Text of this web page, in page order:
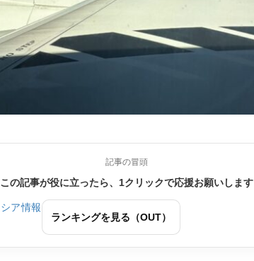
記事の冒頭
この記事が役に立ったら、1クリックで応援お願いします
ランキングを見る（OUT）